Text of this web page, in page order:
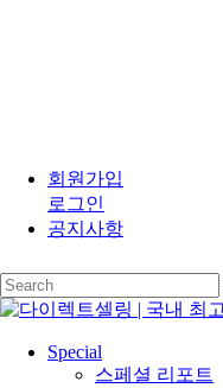
main
content
회원가입
로그인
공지사항
Close
search
Menu
Special
스페셜 리포트